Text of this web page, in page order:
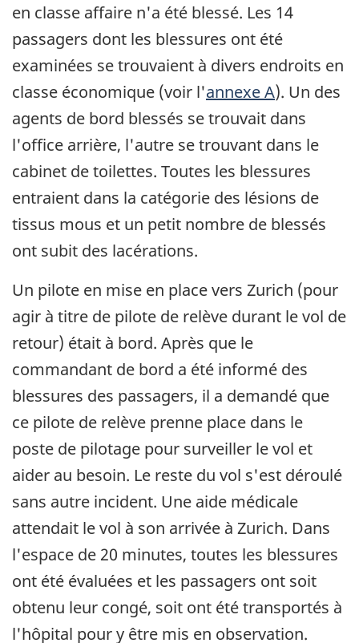
en classe affaire n'a été blessé. Les 14
passagers dont les blessures ont été
examinées se trouvaient à divers endroits en
classe économique (voir l'annexe A). Un des
agents de bord blessés se trouvait dans
l'office arrière, l'autre se trouvant dans le
cabinet de toilettes. Toutes les blessures
entraient dans la catégorie des lésions de
tissus mous et un petit nombre de blessés
ont subit des lacérations.
Un pilote en mise en place vers Zurich (pour
agir à titre de pilote de relève durant le vol de
retour) était à bord. Après que le
commandant de bord a été informé des
blessures des passagers, il a demandé que
ce pilote de relève prenne place dans le
poste de pilotage pour surveiller le vol et
aider au besoin. Le reste du vol s'est déroulé
sans autre incident. Une aide médicale
attendait le vol à son arrivée à Zurich. Dans
l'espace de 20 minutes, toutes les blessures
ont été évaluées et les passagers ont soit
obtenu leur congé, soit ont été transportés à
l'hôpital pour y être mis en observation.